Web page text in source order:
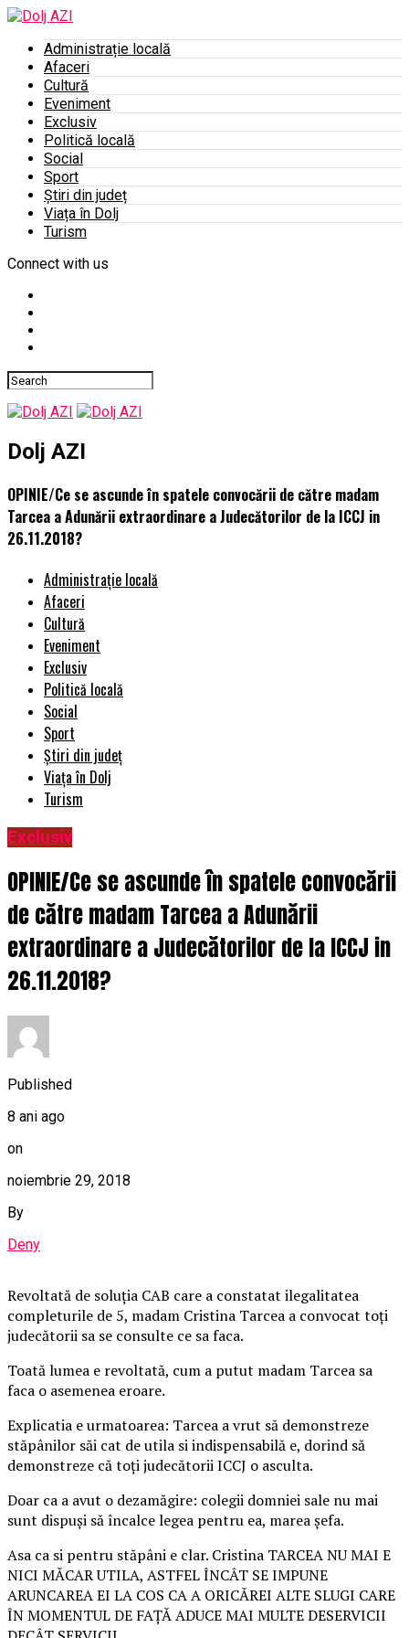
Administrație locală
Afaceri
Cultură
Eveniment
Exclusiv
Politică locală
Social
Sport
Știri din județ
Viața în Dolj
Turism
Connect with us
Dolj AZI
OPINIE/Ce se ascunde în spatele convocării de către madam
Tarcea a Adunării extraordinare a Judecătorilor de la ICCJ in
26.11.2018?
Administrație locală
Afaceri
Cultură
Eveniment
Exclusiv
Politică locală
Social
Sport
Știri din județ
Viața în Dolj
Turism
Exclusiv
OPINIE/Ce se ascunde în spatele convocării
de către madam Tarcea a Adunării
extraordinare a Judecătorilor de la ICCJ in
26.11.2018?
Published
8 ani ago
on
noiembrie 29, 2018
By
Deny
Revoltată de soluția CAB care a constatat ilegalitatea
completurile de 5, madam Cristina Tarcea a convocat toți
judecătorii sa se consulte ce sa faca.
Toată lumea e revoltată, cum a putut madam Tarcea sa
faca o asemenea eroare.
Explicatia e urmatoarea: Tarcea a vrut să demonstreze
stăpânilor săi cat de utila si indispensabilă e, dorind să
demonstreze că toți judecătorii ICCJ o asculta.
Doar ca a avut o dezamăgire: colegii domniei sale nu mai
sunt dispuși să încalce legea pentru ea, marea șefa.
Asa ca si pentru stăpâni e clar. Cristina TARCEA NU MAI E
NICI MĂCAR UTILA, ASTFEL ÎNCÂT SE IMPUNE
ARUNCAREA EI LA COS CA A ORICĂREI ALTE SLUGI CARE
ÎN MOMENTUL DE FAȚĂ ADUCE MAI MULTE DESERVICII